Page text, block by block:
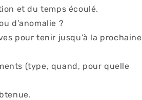
et du temps écoulé.
d’anomalie ?
pour tenir jusqu'à la prochaine
(type, quand, pour quelle